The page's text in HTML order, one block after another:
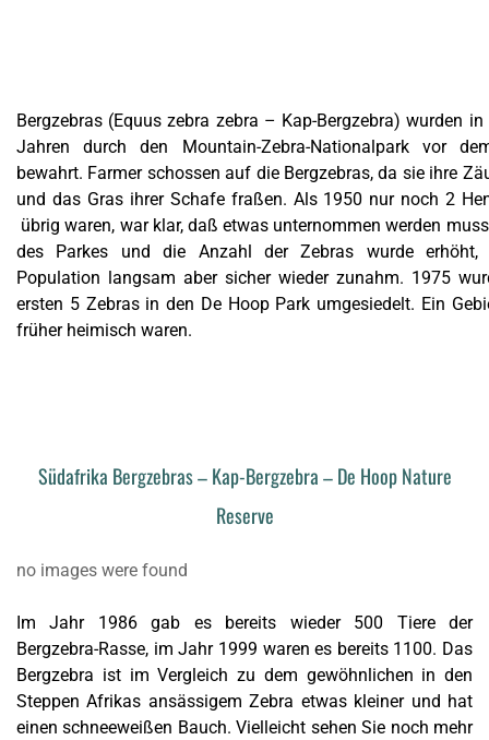
Bergzebras (Equus zebra zebra – Kap-Bergzebra) wurden
Jahren durch den
Mountain-Zebra-Nationalparkvor dem
bewahrt. Farmer schossen auf die Bergzebras, da sie ihre
und das Gras ihrer Schafe fraßen. Als 1950 nur noch 2
übrig waren, war klar, daß etwas unternommen werden
des Parkes und die Anzahl der Zebras wurde erhöht,
Population langsam aber sicher wieder zunahm. 1975
ersten 5 Zebras in den De Hoop Park umgesiedelt. Ein
früher heimisch waren.
Südafrika Bergzebras – Kap-Bergzebra – De Hoop Nature
Reserve
no images were found
Im Jahr 1986 gab es bereits wieder 500 Tiere der
Bergzebra-Rasse, im Jahr 1999 waren es bereits 1100. Das
Bergzebra ist im Vergleich zu dem gewöhnlichen in den
Steppen Afrikas ansässigem Zebra etwas kleiner und hat
einen schneeweißen Bauch. Vielleicht sehen Sie noch mehr